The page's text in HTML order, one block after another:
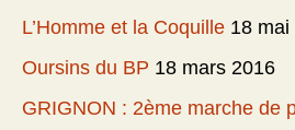
L’Homme et la Coquille 18 mai
Oursins du BP 18 mars 2016
GRIGNON : 2ème marche de